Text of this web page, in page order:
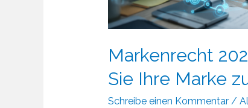
Markenrecht
Sie Ihre Marke
Schreibe einen Kommentar /